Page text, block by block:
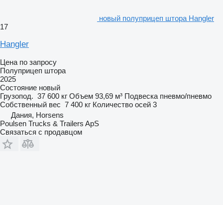
новый полуприцеп штора Hangler
17
Hangler
Цена по запросу
Полуприцеп штора
2025
Состояние новый
Грузопод. 37 600 кг Объем 93,69 м³ Подвеска пневмо/пневмо
Собственный вес 7 400 кг Количество осей 3
Дания, Horsens
Poulsen Trucks & Trailers ApS
Связаться с продавцом